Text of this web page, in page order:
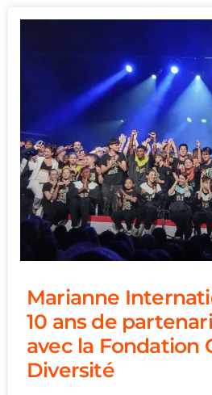
Marianne
10 ans de
avec la Fondation
Diversité